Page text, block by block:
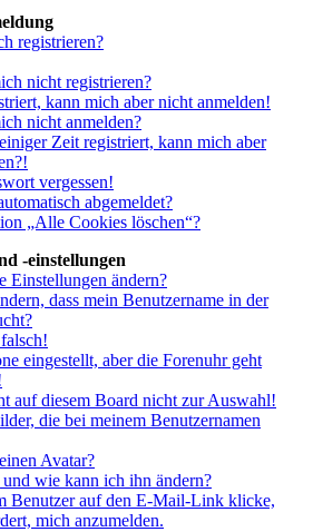
registrieren?
nicht registrieren?
kann mich aber nicht anmelden!
nicht anmelden?
Zeit registriert, kann mich aber
vergessen!
abgemeldet?
„Alle Cookies löschen“?
-einstellungen
Einstellungen ändern?
dass mein Benutzername in der
eingestellt, aber die Forenuhr geht
auf diesem Board nicht zur Auswahl!
die bei meinem Benutzernamen
Avatar?
wie kann ich ihn ändern?
Benutzer auf den E-Mail-Link klicke,
mich anzumelden.